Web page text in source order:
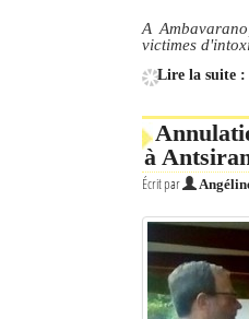
L'actualité du tourisme
A
victimes
Lire la suite :
à
Écrit par